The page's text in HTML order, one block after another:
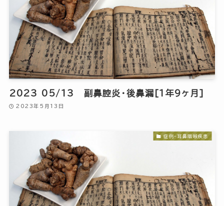
2023 05/13 副鼻腔炎・後鼻漏[1年9ヶ月]
2023年5月13日
症例-耳鼻咽喉疾患